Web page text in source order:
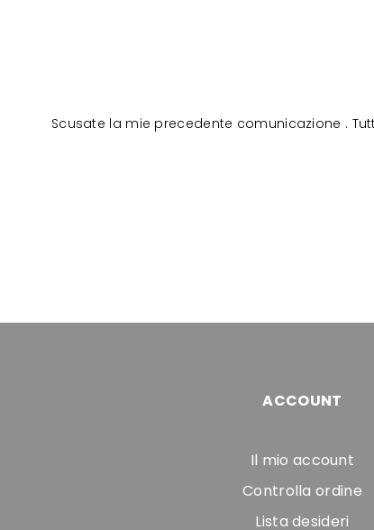
Scusate la mie precedente comunicazione .
ACCOUNT
Il mio account
Controlla ordine
Lista desideri